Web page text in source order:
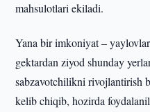
mahsulotlari ekiladi.
Yana bir imkoniyat –
gektardan ziyod shunday
sabzavotchilikni rivojlantirish
kelib chiqib, hozirda